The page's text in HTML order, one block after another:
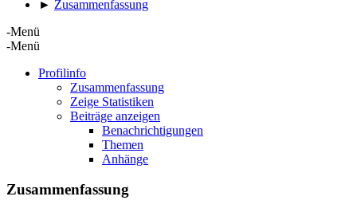
► Zusammenfassung
-Menü
-Menü
Profilinfo
Zusammenfassung
Zeige Statistiken
Beiträge anzeigen
Benachrichtigungen
Themen
Anhänge
Zusammenfassung